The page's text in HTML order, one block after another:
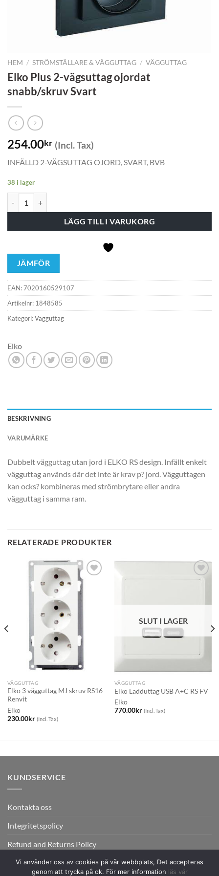
HEM / STRÖMSTÄLLARE & VÄGGUTTAG / VÄGGUTTAG
Elko Plus 2-vägsuttag ojordat
snabb/skruv Svart
254.00kr (Incl. Tax)
INFÄLLD 2-VÄGSUTTAG OJORD, SVART, BVB
38 i lager
LÄGG TILL I VARUKORG
JÄMFÖR
EAN:7020160529107
Artikelnr: 1848585
Kategori:Vägguttag
Elko
BESKRIVNING
VARUMÄRKE
Dubbelt vägguttag utan jord i ELKO RS design. Infällt enkelt
vägguttag används där det inte är krav p? jord. Vägguttagen
kan ocks? kombineras med strömbrytare eller andra
vägguttag i samma ram.
RELATERADE PRODUKTER
VÄGGUTTAG
Elko 3 vägguttag MJ skruv RS16
Renvit
Elko
230.00kr (Incl. Tax)
SLUT I LAGER
VÄGGUTTAG
Elko Ladduttag USB A+C RS FV
Elko
770.00kr (Incl. Tax)
KUNDSERVICE
Kontakta oss
Integritetspolicy
Refund and Returns Policy
Vi använder oss av cookies på vår webbplats, Det accepteras
genom att trycka på ok. För mer information läs vår